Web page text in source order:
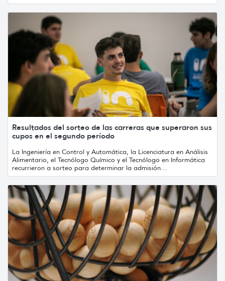
Resultados del sorteo de las carreras que superaron sus
cupos en el segundo período
La Ingeniería en Control y Automática, la Licenciatura en Análisis
Alimentario, el Tecnólogo Químico y el Tecnólogo en Informática
recurrieron a sorteo para determinar la admisión...